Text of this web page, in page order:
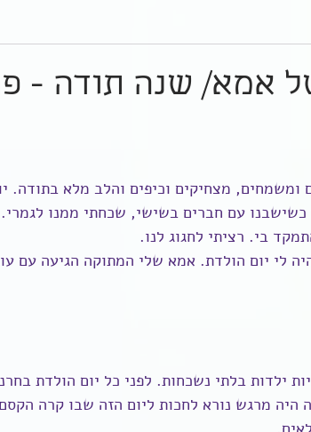
אמא/ שנה תודה -
ומשמחים, מצחיקים וכיפים והלב מלא בתודה.
עם חברים בשישי, שכחתי ממנו
בי. רציתי לחגוג לנו.
לי יום הולדת. אמא שלי המתוקה הגיעה עם
ילדות בלתי נשכחות. לפני כל יום הולדת
היה מרגש נורא לחכות ליום הזה שבו קרה הקסם